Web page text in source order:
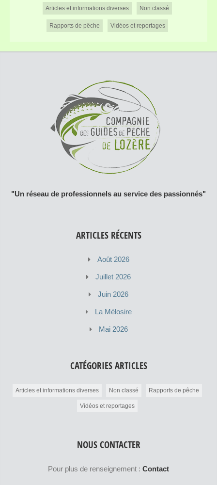
Articles et informations diverses Non classé
Rapports de pêche Vidéos et reportages
"Un réseau de professionnels au service des passionnés"
ARTICLES RÉCENTS
Août 2026
Juillet 2026
Juin 2026
La Mélosire
Mai 2026
CATÉGORIES ARTICLES
Articles et informations diverses Non classé Rapports de pêche
Vidéos et reportages
NOUS CONTACTER
Pour plus de renseignement : Contact